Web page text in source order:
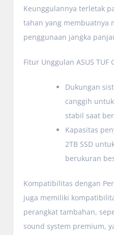
Keunggulannya terletak
tahan yang membuatnya
penggunaan jangka
Fitur Unggulan ASUS TUF
Dukungan
canggih
stabil saat
Kapasitas
2TB SSD
berukuran
Kompatibilitas dengan
juga memiliki
perangkat tambahan,
sound system premium,